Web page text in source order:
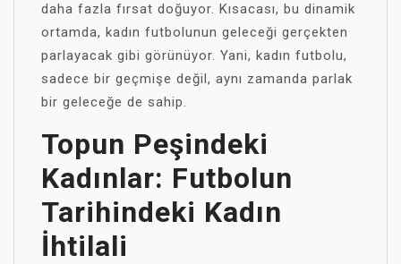
daha fazla fırsat doğuyor. Kısacası, bu dinamik
ortamda, kadın futbolunun geleceği gerçekten
parlayacak gibi görünüyor. Yani, kadın futbolu,
sadece bir geçmişe değil, aynı zamanda parlak
bir geleceğe de sahip.
Topun Peşindeki
Kadınlar: Futbolun
Tarihindeki Kadın
İhtilali